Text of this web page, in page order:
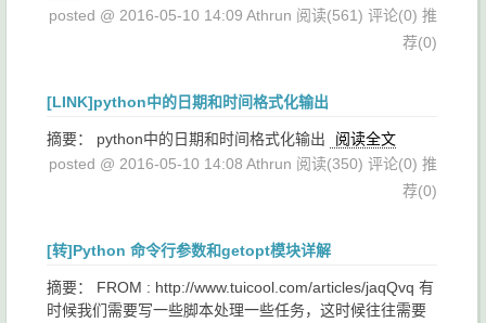
posted @ 2016-05-10 14:09 Athrun 阅读(561) 评论(0) 推
荐(0)
[LINK]python中的日期和时间格式化输出
摘要： python中的日期和时间格式化输出
阅读全文
posted @ 2016-05-10 14:08 Athrun 阅读(350) 评论(0) 推
荐(0)
[转]Python 命令行参数和getopt模块详解
摘要： FROM : http://www.tuicool.com/articles/jaqQvq 有
时候我们需要写一些脚本处理一些任务，这时候往往需要